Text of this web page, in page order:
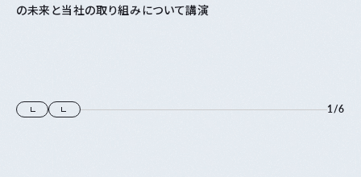
の未来と当社の取り組みについて講演
1/6